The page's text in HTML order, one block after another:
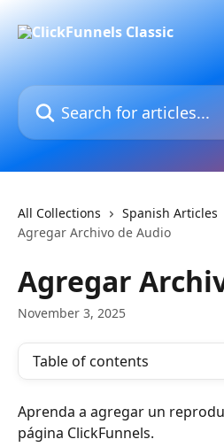
Search for articles...
All Collections
Spanish Articles
Agregar Archivo de Audio
Agregar
November 3, 2025
Table of contents
Aprenda a agregar un
página ClickFunnels.